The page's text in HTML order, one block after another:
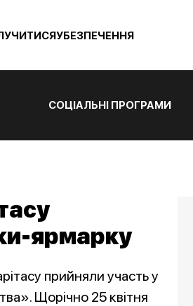
УБЕЗПЕЧЕННЯ
СОЦІАЛЬНІ ПРОГРАМИ
ярмарку
прийняли участь у
Щорічно 25 квітня